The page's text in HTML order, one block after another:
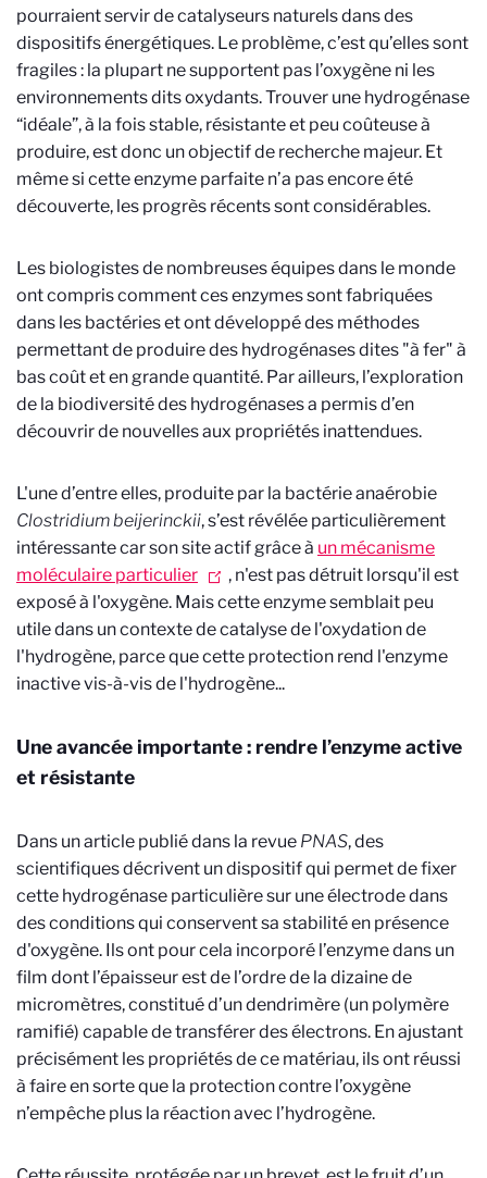
pourraient servir de catalyseurs naturels dans des
dispositifs énergétiques. Le problème, c’est qu’elles sont
fragiles : la plupart ne supportent pas l’oxygène ni les
environnements dits oxydants. Trouver une hydrogénase
“idéale”, à la fois stable, résistante et peu coûteuse à
produire, est donc un objectif de recherche majeur. Et
même si cette enzyme parfaite n’a pas encore été
découverte, les progrès récents sont considérables.
Les biologistes de nombreuses équipes dans le monde
ont compris comment ces enzymes sont fabriquées
dans les bactéries et ont développé des méthodes
permettant de produire des hydrogénases dites "à fer" à
bas coût et en grande quantité. Par ailleurs, l’exploration
de la biodiversité des hydrogénases a permis d’en
découvrir de nouvelles aux propriétés inattendues.
L'une d’entre elles, produite par la bactérie anaérobie
Clostridium beijerinckii, s’est révélée particulièrement
intéressante car son site actif grâce à un mécanisme
moléculaire particulier
, n'est pas détruit lorsqu'il est
exposé à l'oxygène. Mais cette enzyme semblait peu
utile dans un contexte de catalyse de l'oxydation de
l'hydrogène, parce que cette protection rend l'enzyme
inactive vis-à-vis de l'hydrogène...
Une avancée importante : rendre l’enzyme active
et résistante
Dans un article publié dans la revue PNAS, des
scientifiques décrivent un dispositif qui permet de fixer
cette hydrogénase particulière sur une électrode dans
des conditions qui conservent sa stabilité en présence
d'oxygène. Ils ont pour cela incorporé l’enzyme dans un
film dont l’épaisseur est de l’ordre de la dizaine de
micromètres, constitué d’un dendrimère (un polymère
ramifié) capable de transférer des électrons. En ajustant
précisément les propriétés de ce matériau, ils ont réussi
à faire en sorte que la protection contre l’oxygène
n’empêche plus la réaction avec l’hydrogène.